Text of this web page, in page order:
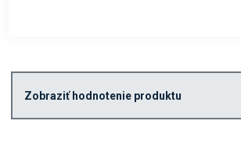
Zobraziť hodnotenie produktu